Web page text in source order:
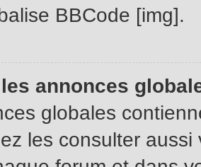
BBCode [img].
annonces
globales
les consulter